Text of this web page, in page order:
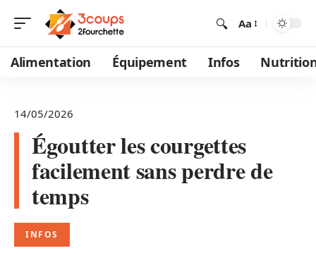
Aa
Alimentation Équipement Infos
14/05/2026
Égoutter les courgettes
facilement sans perdre de
temps
INFOS